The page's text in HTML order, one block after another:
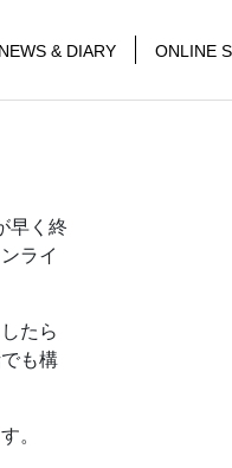
NEWS & DIARY ONLINE
早く終
ライ
たら
も構
。